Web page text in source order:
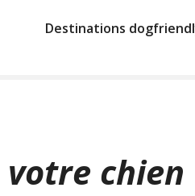
Destinations
votre chien